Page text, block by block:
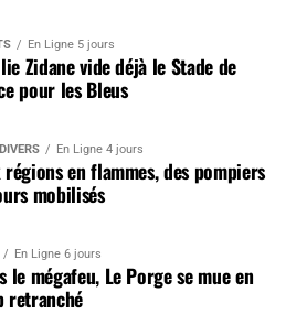
En Ligne 5 jours
Zidane vide déjà le Stade de
pour les Bleus
En Ligne 4 jours
régions en flammes, des pompiers
mobilisés
En Ligne 6 jours
le mégafeu, Le Porge se mue en
retranché